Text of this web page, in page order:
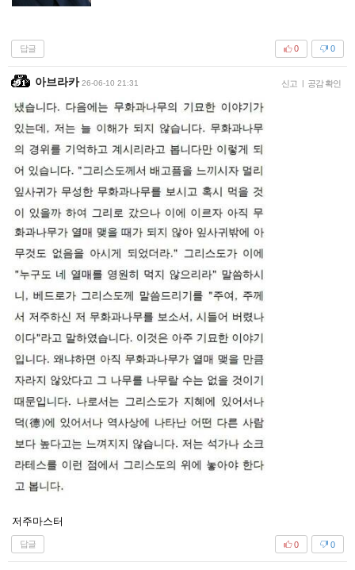
답글 0
0
아브라카 26-06-10 21:31 신고 | 공감 확인
저주마스터
답글 0
0